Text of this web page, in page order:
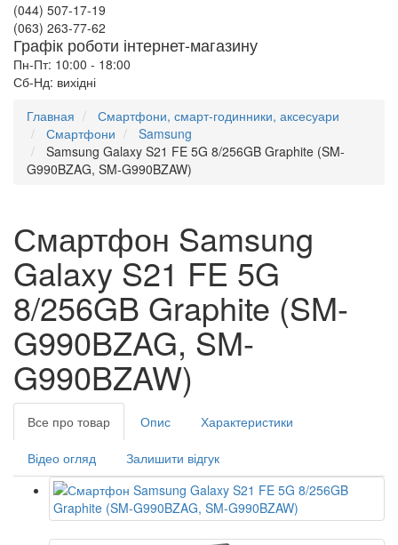
(044) 507-17-19
(063) 263-77-62
Графік роботи інтернет-магазину
Пн-Пт: 10:00 - 18:00
Сб-Нд: вихідні
Главная
Смартфони, смарт-годинники, аксесуари
Смартфони
Samsung
Samsung Galaxy S21 FE 5G 8/256GB Graphite (SM-
G990BZAG, SM-G990BZAW)
Смартфон Samsung
Galaxy S21 FE 5G
8/256GB Graphite (SM-
G990BZAG, SM-
G990BZAW)
Все про товар Опис Характеристики
Відео огляд Залишити відгук